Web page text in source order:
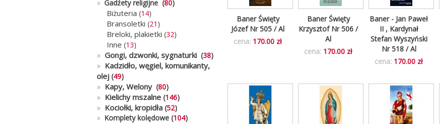
» Gadźety religijne (80)
Biżuteria (14)
Bransoletki (21 )
Breloki, plakietki (32)
Inne (13)
» Gongi, dzwonki, sygnaturki (38)
» Kadzidło, węgiel, komunikanty,
olej (49)
» Kapy, Welony (80)
» Kielichy mszalne (146)
» Kociołki, kropidła (52)
» Komplety kolędowe (104)
Baner Święty
Józef Nr 505 / Al
cena: 170.00 zł
Baner Święty
Krzysztof Nr 506 /
Al
cena: 170.00 zł
Baner - Jan Paweł
II , Kardynał
Stefan Wyszyński
Nr 518 / Al
cena: 170.00 zł